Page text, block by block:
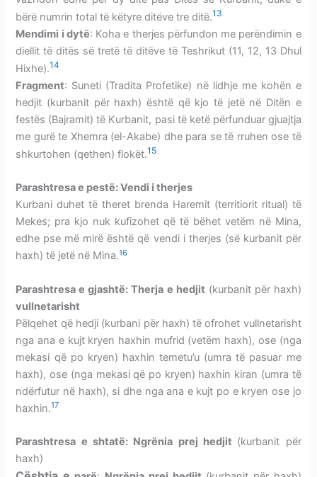
bërë numrin total të këtyre ditëve tre ditë.13
Mendimi i dytë: Koha e therjes përfundon me perëndimin e
diellit të ditës së tretë të ditëve të Teshrikut (11, 12, 13 Dhul
Hixhe).14
Fragment: Suneti (Tradita Profetike) në lidhje me kohën e
hedjit (kurbanit për haxh) është që kjo të jetë në Ditën e
festës (Bajramit) të Kurbanit, pasi të ketë përfunduar gjuajtja
me gurë te Xhemra (el-Akabe) dhe para se të rruhen ose të
shkurtohen (qethen) flokët.15
Parashtresae pestë: Vendi i therjes
Kurbani duhet të theret brenda Haremit (territiorit ritual) të
Mekes; pra kjo nuk kufizohet që të bëhet vetëm në Mina,
edhe pse më mirë është që vendi i therjes (së kurbanit për
haxh) të jetë në Mina.16
Parashtresae gjashtë: Therja e hedjit (kurbanit për haxh)
vullnetarisht
Pëlqehet që hedji (kurbani për haxh) të ofrohet vullnetarisht
nga ana e kujt kryen haxhin mufrid (vetëm haxh), ose (nga
mekasi që po kryen) haxhin temetu’u (umra të pasuar me
haxh), ose (nga mekasi që po kryen) haxhin kiran (umra të
ndërfutur në haxh), si dhe nga ana e kujt po e kryen ose jo
haxhin.17
Parashtresa e shtatë: Ngrënia prej hedjit (kurbanit për
haxh)